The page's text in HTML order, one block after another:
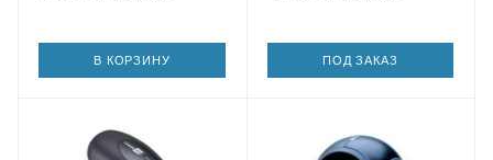
В КОРЗИНУ ПОД ЗАКАЗ